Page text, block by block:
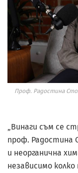
Проф. Радостина
„Винаги съм се
проф.
и неорганична
независимо